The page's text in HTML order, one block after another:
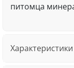
питомца
Характеристики